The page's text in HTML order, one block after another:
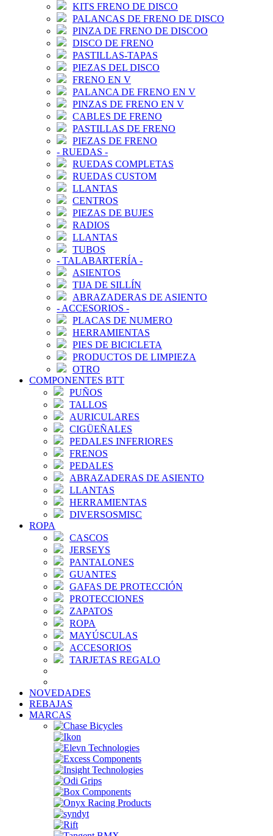
KITS FRENO DE DISCO
PALANCAS DE FRENO DE DISCO
PINZA DE FRENO DE DISCOO
DISCO DE FRENO
PASTILLAS-TAPAS
PIEZAS DEL DISCO
FRENO EN V
PALANCA DE FRENO EN V
PINZAS DE FRENO EN V
CABLES DE FRENO
PASTILLAS DE FRENO
PIEZAS DE FRENO
- RUEDAS -
RUEDAS COMPLETAS
RUEDAS CUSTOM
LLANTAS
CENTROS
PIEZAS DE BUJES
RADIOS
LLANTAS
TUBOS
- TALABARTERÍA -
ASIENTOS
TIJA DE SILLÍN
ABRAZADERAS DE ASIENTO
- ACCESORIOS -
PLACAS DE NUMERO
HERRAMIENTAS
PIES DE BICICLETA
PRODUCTOS DE LIMPIEZA
OTRO
COMPONENTES BTT
PUÑOS
TALLOS
AURICULARES
CIGÜEÑALES
PEDALES INFERIORES
FRENOS
PEDALES
ABRAZADERAS DE ASIENTO
LLANTAS
HERRAMIENTAS
DIVERSOSMISC
ROPA
CASCOS
JERSEYS
PANTALONES
GUANTES
GAFAS DE PROTECCIÓN
PROTECCIONES
ZAPATOS
ROPA
MAYÚSCULAS
ACCESORIOS
TARJETAS REGALO
NOVEDADES
REBAJAS
MARCAS